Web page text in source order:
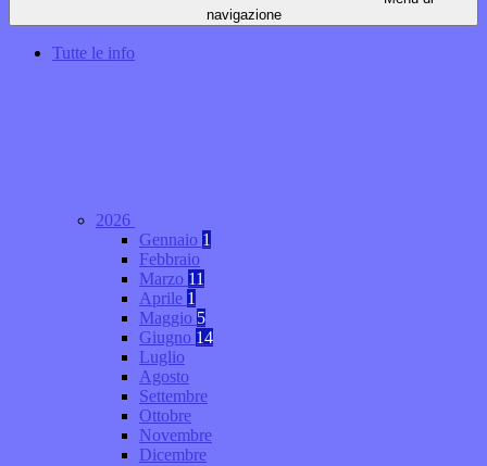
navigazione
Tutte le info
2026
Gennaio 1
Febbraio
Marzo 11
Aprile 1
Maggio 5
Giugno 14
Luglio
Agosto
Settembre
Ottobre
Novembre
Dicembre